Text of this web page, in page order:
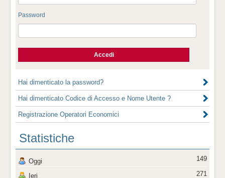
Password
Hai dimenticato la password?
Hai dimenticato Codice di Accesso e Nome Utente ?
Registrazione Operatori Economici
Statistiche
Oggi
Ieri
149
271